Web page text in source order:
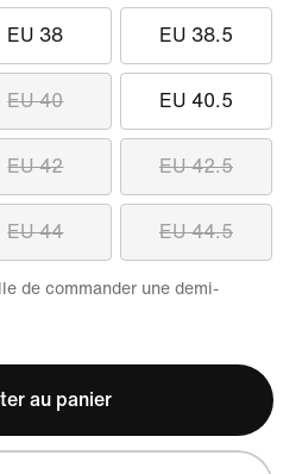
EU 38 EU 38.5
EU 40 EU 40.5
EU 42 EU 42.5
EU 44 EU 44.5
de commander une demi-
au panier